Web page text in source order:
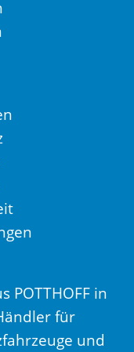
POTTHOFF in
für
und